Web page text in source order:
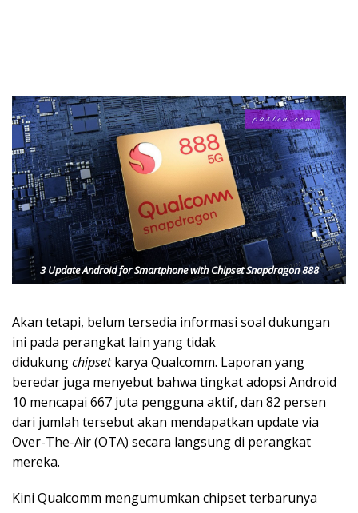
3 Update Android for Smartphone with Chipset Snapdragon 888
Akan tetapi, belum tersedia informasi soal dukungan
ini pada perangkat lain yang tidak
didukungchipsetkarya Qualcomm. Laporan yang
beredar juga menyebut bahwa tingkat adopsi Android
10 mencapai 667 juta pengguna aktif, dan 82 persen
dari jumlah tersebut akan mendapatkan update via
Over-The-Air (OTA) secara langsung di perangkat
mereka.
Kini Qualcomm mengumumkan chipset terbarunya